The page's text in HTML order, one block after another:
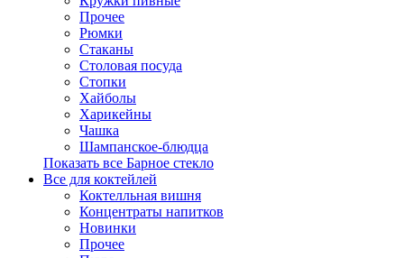
Прочее
Рюмки
Стаканы
Столовая посуда
Стопки
Хайболы
Харикейны
Чашка
Шампанское-блюдца
Показать все Барное стекло
Все для коктейлей
Коктелльная вишня
Концентраты напитков
Новинки
Прочее